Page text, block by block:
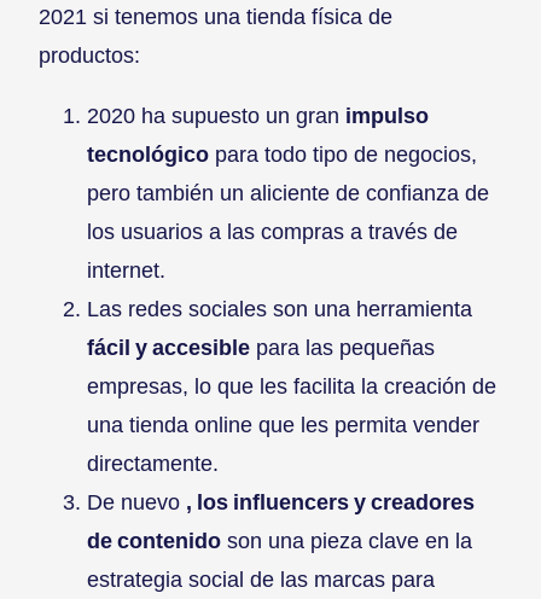
2021 si tenemos una tienda física de
productos:
2020 ha supuesto un gran impulso
tecnológico para todo tipo de negocios,
pero también un aliciente de confianza de
los usuarios a las compras a través de
internet.
Las redes sociales son una herramienta
fácil y accesible para las pequeñas
empresas, lo que les facilita la creación de
una tienda online que les permita vender
directamente.
De nuevo , los influencers y creadores
de contenido son una pieza clave en la
estrategia social de las marcas para